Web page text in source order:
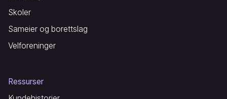
Skoler
Sameier og borettslag
Velforeninger
Ressurser